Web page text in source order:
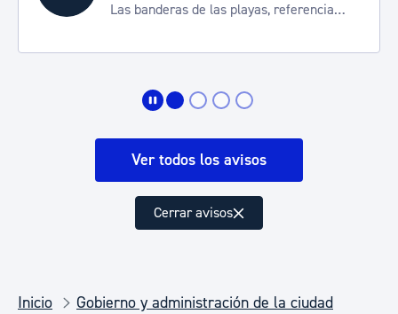
Las banderas de las playas, referencia
Ver todos los avisos
Cerrar avisos
Inicio
Gobierno y administración de la ciudad